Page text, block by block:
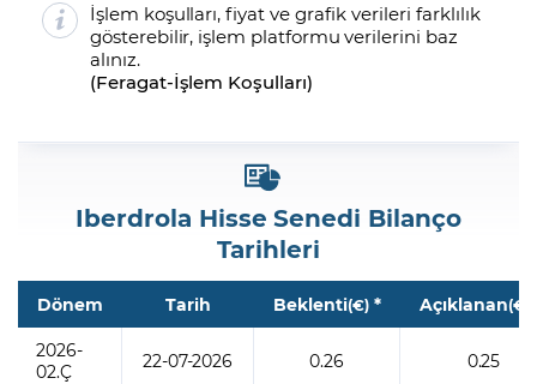
İşlem koşulları, fiyat ve grafik verileri farklılık
gösterebilir, işlem platformu verilerini baz
alınız.
(Feragat-İşlem Koşulları)
Iberdrola Hisse Senedi Bilanço
Tarihleri
Dönem Tarih Beklenti(€)* Açıklanan(€)
2026-
02.Ç
22-07-2026 0.26 0.25